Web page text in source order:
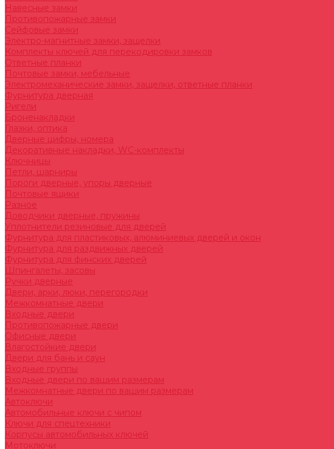
Навесные замки
Противопожарные замки
Сейфовые замки
Электро-магнитные замки, защелки
Комплекты ключей для перекодировки замков
Ответные планки
Почтовые замки, мебельные
Электромеханические замки, защелки, ответные планки
Фурнитура дверная
Ригели
Броненакладки
Глазки, оптика
Дверные цифры, номера
Декоративные накладки, WC-комплекты
Ключницы
Петли, шарниры
Пороги дверные, упоры дверные
Почтовые ящики
Разное
Доводчики дверные, пружины
Уплотнители резиновые для дверей
Фурнитура для пластиковых, алюминиевых дверей и окон
Фурнитура для раздвижных дверей
Фурнитура для финских дверей
Шпингалеты, засовы
Ручки дверные
Двери, арки, люки, перегородки
Межкомнатные двери
Входные двери
Противопожарные двери
Офисные двери
Влагостойкие двери
Двери для бань и саун
Входные группы
Входные двери по вашим размерам
Межкомнатные двери по вашим размерам
Автоключи
Автомобильные ключи с чипом
Ключи для спецтехники
Корпусы автомобильных ключей
Мотоключи